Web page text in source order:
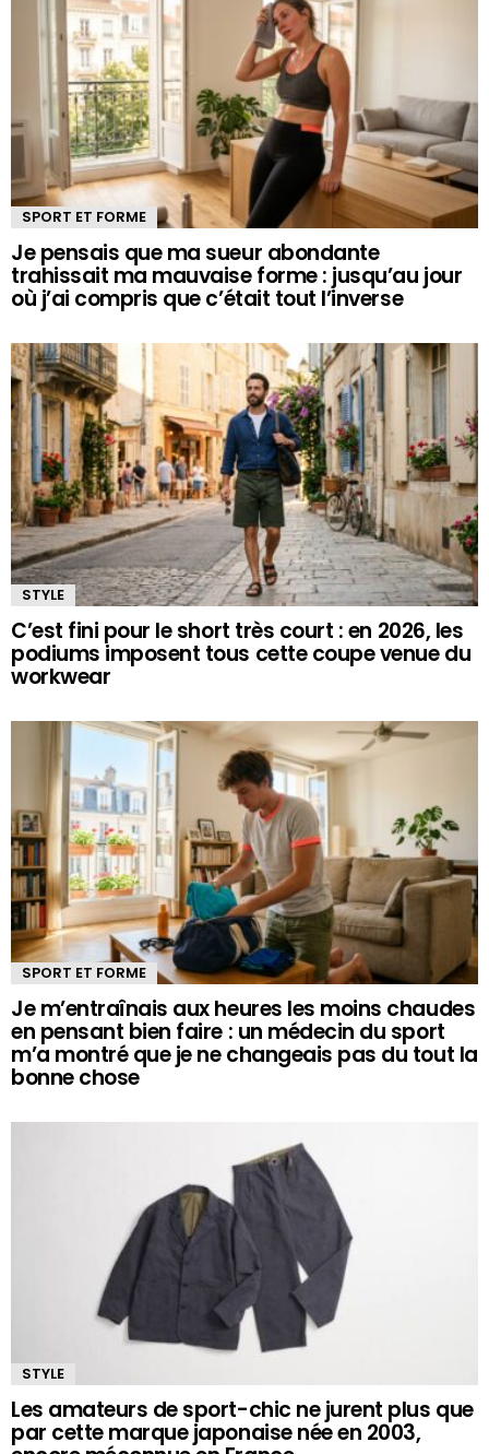
SPORT ET FORME
Je pensais que ma sueur abondante
trahissait ma mauvaise forme : jusqu’au jour
où j’ai compris que c’était tout l’inverse
STYLE
C’est fini pour le short très court : en 2026, les
podiums imposent tous cette coupe venue du
workwear
SPORT ET FORME
Je m’entraînais aux heures les moins chaudes
en pensant bien faire : un médecin du sport
m’a montré que je ne changeais pas du tout la
bonne chose
STYLE
Les amateurs de sport-chic ne jurent plus que
par cette marque japonaise née en 2003,